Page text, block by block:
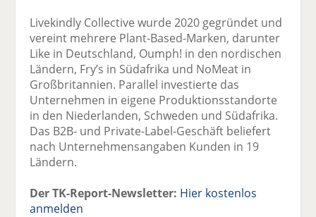
Livekindly Collective wurde 2020 gegründet und
vereint mehrere Plant-Based-Marken, darunter
Like in Deutschland, Oumph! in den nordischen
Ländern, Fry’s in Südafrika und NoMeat in
Großbritannien. Parallel investierte das
Unternehmen in eigene Produktionsstandorte
in den Niederlanden, Schweden und Südafrika.
Das B2B- und Private-Label-Geschäft beliefert
nach Unternehmensangaben Kunden in 19
Ländern.
Der TK-Report-Newsletter: Hier kostenlos
anmelden